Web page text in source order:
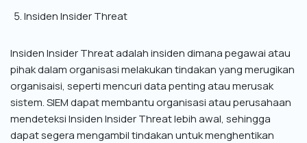
Insiden Insider Threat
Insiden Insider Threat adalah insiden dimana pegawai atau
pihak dalam organisasi melakukan tindakan yang merugikan
organisaisi, seperti mencuri data penting atau merusak
sistem. SIEM dapat membantu organisasi atau perusahaan
mendeteksi Insiden Insider Threat lebih awal, sehingga
dapat segera mengambil tindakan untuk menghentikan